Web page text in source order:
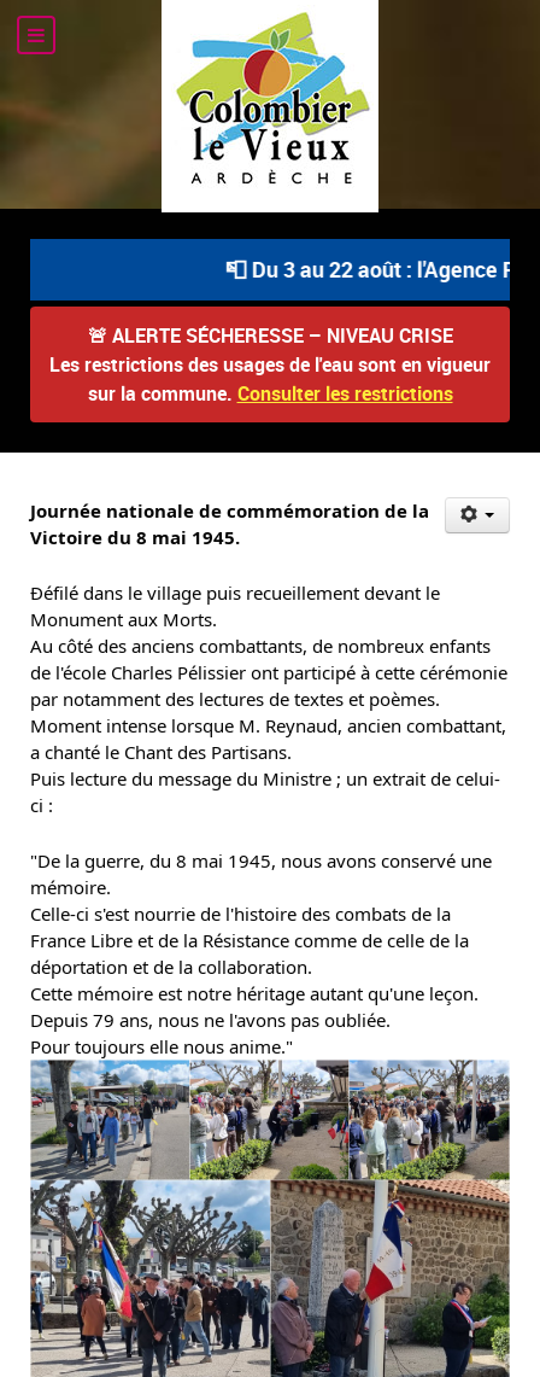
📮 Du 3 au 22 août : l'Agence
🚨 ALERTE SÉCHERESSE – NIVEAU CRISE
Les restrictions des usages de l'eau sont en vigueur
sur la commune. Consulter les restrictions
Journée nationale de commémoration de la
Victoire du 8 mai 1945.
Ðéfilé dans le village puis recueillement devant le
Monument aux Morts.
Au côté des anciens combattants, de nombreux enfants
de l'école Charles Pélissier ont participé à cette cérémonie
par notamment des lectures de textes et poèmes.
Moment intense lorsque M. Reynaud, ancien combattant,
a chanté le Chant des Partisans.
Puis lecture du message du Ministre ; un extrait de celui-
ci :
"De la guerre, du 8 mai 1945, nous avons conservé une
mémoire.
Celle-ci s'est nourrie de l'histoire des combats de la
France Libre et de la Résistance comme de celle de la
déportation et de la collaboration.
Cette mémoire est notre héritage autant qu'une leçon.
Depuis 79 ans, nous ne l'avons pas oubliée.
Pour toujours elle nous anime."